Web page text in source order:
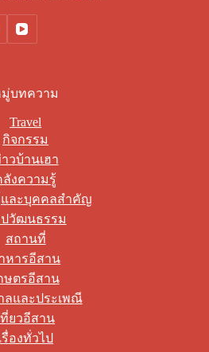
บทความ
Travel
กิจกรรม
วบ้านเฮา
ลังความรู้
ละบุคคลสำคัญ
วัฒนธรรม
สถานที่
หารอีสาน
ษตรอีสาน
ลและประเพณี
ที่ยวอีสาน
รื่องทั่วไป